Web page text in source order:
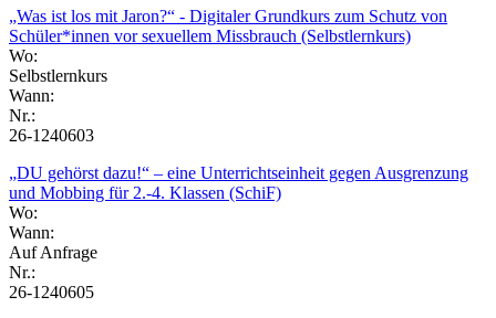
„Was ist los mit Jaron?“ - Digitaler Grundkurs zum Schutz von
Schüler*innen vor sexuellem Missbrauch (Selbstlernkurs)
Wo:
Selbstlernkurs
Wann:
Nr.:
26-1240603
„DU gehörst dazu!“ – eine Unterrichtseinheit gegen Ausgrenzung
und Mobbing für 2.-4. Klassen (SchiF)
Wo:
Wann:
Auf Anfrage
Nr.:
26-1240605